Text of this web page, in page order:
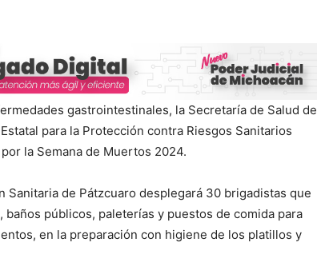
gastrointestinales, la Secretaría de Salud de
para la Protección contra Riesgos Sanitarios
la Semana de Muertos 2024.
Sanitaria de Pátzcuaro desplegará 30 brigadistas que
públicos, paleterías y puestos de comida para
en la preparación con higiene de los platillos y